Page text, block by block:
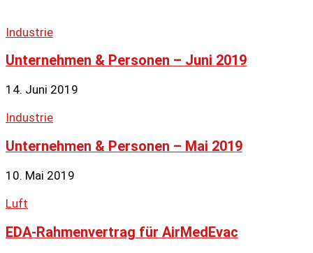
Industrie
Unternehmen & Personen – Juni 2019
14. Juni 2019
Industrie
Unternehmen & Personen – Mai 2019
10. Mai 2019
Luft
EDA-Rahmenvertrag für AirMedEvac